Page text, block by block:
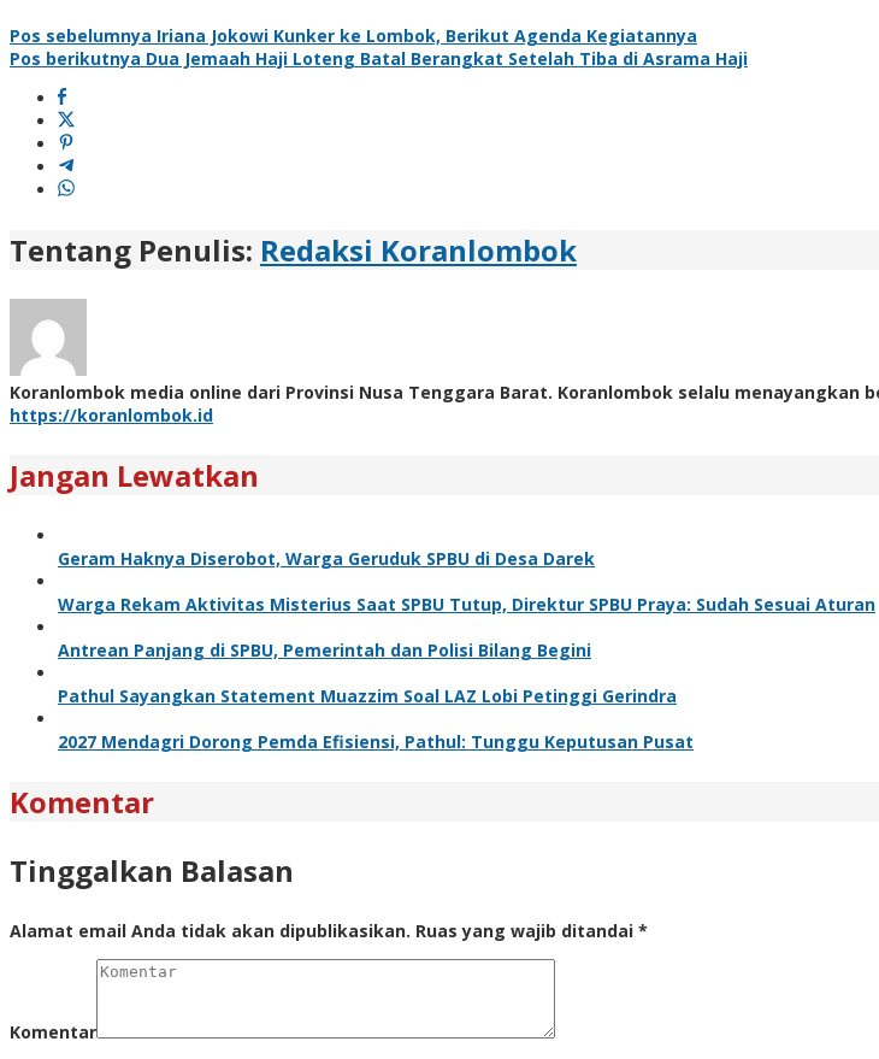
Pos sebelumnya Iriana Jokowi Kunker ke Lombok, Berikut Agenda Kegiatannya
Pos berikutnya Dua Jemaah Haji Loteng Batal Berangkat Setelah Tiba di Asrama Haji
Tentang Penulis: Redaksi Koranlombok
Koranlombok media online dari Provinsi Nusa Tenggara Barat. Koranlombok selalu menayangkan
https://koranlombok.id
Jangan Lewatkan
Geram Haknya Diserobot, Warga Geruduk SPBU di Desa Darek
Warga Rekam Aktivitas Misterius Saat SPBU Tutup, Direktur SPBU Praya: Sudah Sesuai Aturan
Antrean Panjang di SPBU, Pemerintah dan Polisi Bilang Begini
Pathul Sayangkan Statement Muazzim Soal LAZ Lobi Petinggi Gerindra
2027 Mendagri Dorong Pemda Efisiensi, Pathul: Tunggu Keputusan Pusat
Komentar
Tinggalkan Balasan
Alamat email Anda tidak akan dipublikasikan. Ruas yang wajib ditandai *
Komentar